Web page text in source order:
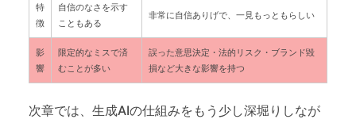
特
徴
自信のなさを示す
こともある
非常に自信ありげで、一見もっともらしい
影
響
限定的なミスで済
むことが多い
誤った意思決定・法的リスク・ブランド毀
損など大きな影響を持つ
次章では、生成AIの仕組みをもう少し深堀りしなが